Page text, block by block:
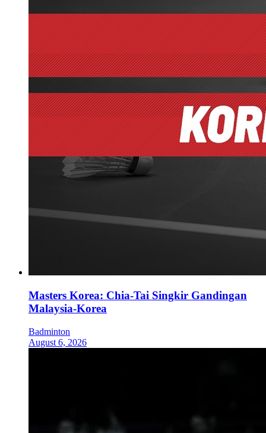
Masters Korea: Chia-Tai Singkir Gandingan
Malaysia-Korea
Badminton
August 6, 2026